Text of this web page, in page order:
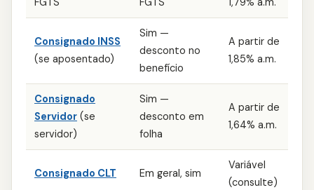
Consignado INSS
(se aposentado)
Sim —
desconto no
benefício
A partir de
1,85% a.m.
Consignado
Servidor (se
servidor)
Sim —
desconto em
folha
A partir de
1,64% a.m.
Consignado CLT Em geral, sim
Variável
(consulte)